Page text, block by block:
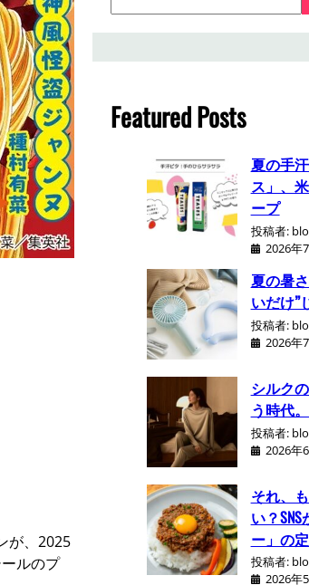
が、2025
ルのプ
c
Featured Posts
夏の手
ス」、
ープ
投稿者:
2026年
夏の暑
いだけ”
投稿者:
2026年
シルク
う時代
投稿者:
2026年
それ、
い？
ー」の
投稿者:
2026年